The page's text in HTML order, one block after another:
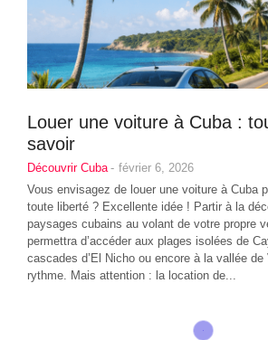
Louer une voiture à Cuba :
savoir
Découvrir Cuba - février 6, 2026
Vous envisagez de louer une voiture à Cuba
toute liberté ? Excellente idée ! Partir à la
paysages cubains au volant de votre propre
permettra d’accéder aux plages isolées de
cascades d’El Nicho ou encore à la vallée
rythme. Mais attention : la location de...